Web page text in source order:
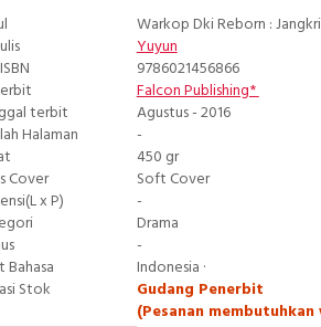
Warkop Dki Reborn :
Yuyun
9786021456866
Falcon Publishing*
terbit
Agustus - 2016
Halaman
-
450 gr
Cover
Soft Cover
x P)
-
Drama
-
Bahasa
Indonesia ·
Stok
Gudang Penerbit
(Pesanan